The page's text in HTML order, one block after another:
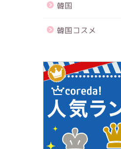
韓国
韓国コスメ